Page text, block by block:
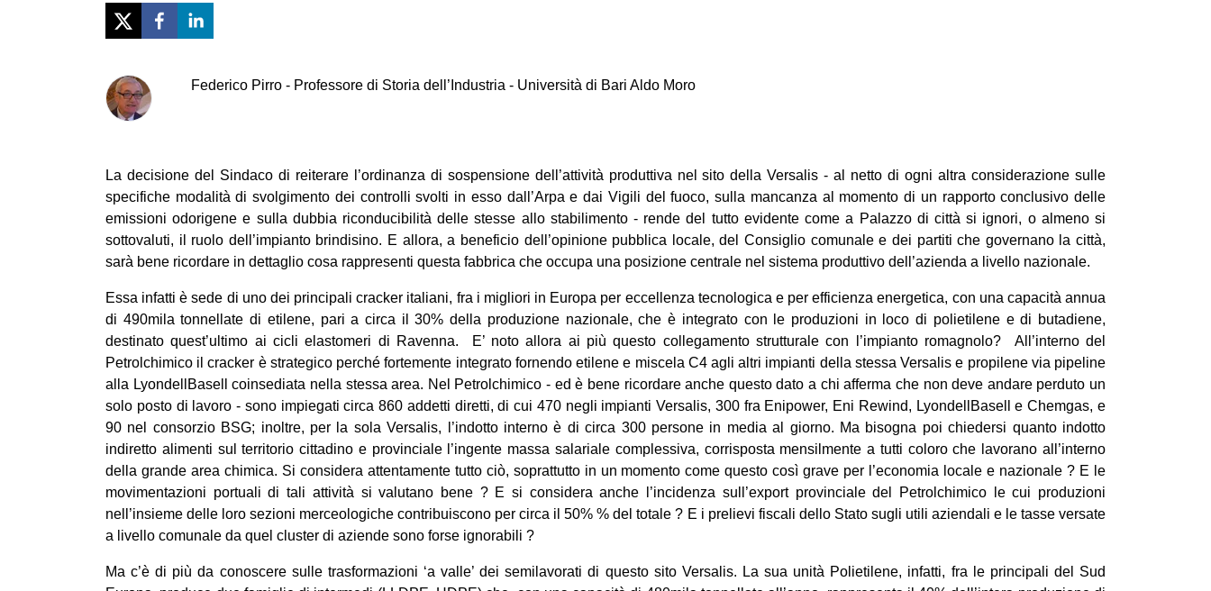
Federico Pirro- Professore di Storia dell’Industria - Università di Bari Aldo Moro
La decisione del Sindaco di reiterare l’ordinanza di sospensione dell’attività produttiva nel sito della Versalis - al netto di ogni altra considerazione sulle
specifiche modalità di svolgimento dei controlli svolti in esso dall’Arpa e dai Vigili del fuoco, sulla mancanza al momento di un rapporto conclusivo delle
emissioni odorigene e sulla dubbia riconducibilità delle stesse allo stabilimento - rende del tutto evidente come a Palazzo di città si ignori, o almeno si
sottovaluti, il ruolo dell’impianto brindisino. E allora, a beneficio dell’opinione pubblica locale, del Consiglio comunale e dei partiti che governano la città,
sarà bene ricordare in dettaglio cosa rappresenti questa fabbrica che occupa una posizione centrale nel sistema produttivo dell’azienda a livello nazionale.
Essa infatti è sede di uno dei principali cracker italiani, fra i migliori in Europa per eccellenza tecnologica e per efficienza energetica, con una capacità annua
di 490mila tonnellate di etilene, pari a circa il 30% della produzione nazionale, che è integrato con le produzioni in loco di polietilene e di butadiene,
destinato quest’ultimo ai cicli elastomeri di Ravenna. E’ noto allora ai più questo collegamento strutturale con l’impianto romagnolo? All’interno del
Petrolchimico il cracker è strategico perché fortemente integrato fornendo etilene e miscela C4 agli altri impianti della stessa Versalis e propilene via pipeline
alla LyondellBasell coinsediata nella stessa area. Nel Petrolchimico - ed è bene ricordare anche questo dato a chi afferma che non deve andare perduto un
solo posto di lavoro - sono impiegati circa 860 addetti diretti, di cui 470 negli impianti Versalis, 300 fra Enipower, Eni Rewind, LyondellBasell e Chemgas, e
90 nel consorzio BSG; inoltre, per la sola Versalis, l’indotto interno è di circa 300 persone in media al giorno. Ma bisogna poi chiedersi quanto indotto
indiretto alimenti sul territorio cittadino e provinciale l’ingente massa salariale complessiva, corrisposta mensilmente a tutti coloro che lavorano all’interno
della grande area chimica. Si considera attentamente tutto ciò, soprattutto in un momento come questo così grave per l’economia locale e nazionale ? E le
movimentazioni portuali di tali attività si valutano bene ? E si considera anche l’incidenza sull’export provinciale del Petrolchimico le cui produzioni
nell’insieme delle loro sezioni merceologiche contribuiscono per circa il 50% % del totale ? E i prelievi fiscali dello Stato sugli utili aziendali e le tasse versate
a livello comunale da quel cluster di aziende sono forse ignorabili ?
Ma c’è di più da conoscere sulle trasformazioni ‘a valle’ dei semilavorati di questo sito Versalis. La sua unità Polietilene, infatti, fra le principali del Sud